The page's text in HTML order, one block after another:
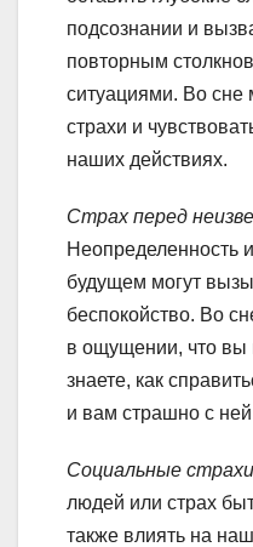
подсознании и
повторным
ситуациями. Во
страхи и
наших действиях.
Страх перед
Неопределенность
будущем могут
беспокойство. Во
в ощущении, что вы
знаете, как
и вам страшно с ней
Социальные
людей или страх
также влиять на